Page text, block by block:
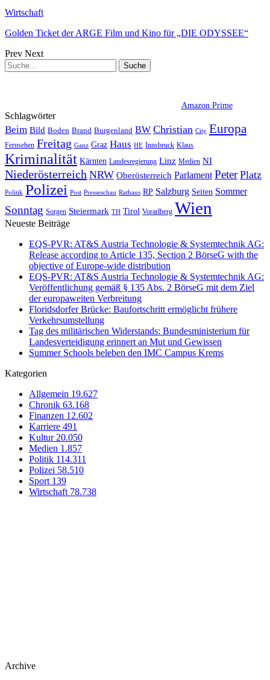
Wirtschaft
Golden Ticket der ARGE Film und Kino für „DIE ODYSSEE“
Prev Next
Amazon Prime
Schlagwörter
Beim Bild Boden Brand Burgenland BW Christian City Europa
Fernsehen Freitag Ganz Graz Haus HE Innsbruck Klaus
Kriminalität Kärnten Landesregierung Linz Medien NI
Niederösterreich NRW Oberösterreich Parlament Peter Platz
Politik Polizei Post Presseschau Rathaus RP Salzburg Seiten Sommer
Sonntag Sorgen Steiermark TH Tirol Vorarlberg Wien
Neueste Beiträge
EQS-PVR: AT&S Austria Technologie & Systemtechnik AG:
Release according to Article 135, Section 2 BörseG with the
objective of Europe-wide distribution
EQS-PVR: AT&S Austria Technologie & Systemtechnik AG:
Veröffentlichung gemäß § 135 Abs. 2 BörseG mit dem Ziel
der europaweiten Verbreitung
Floridsdorfer Brücke: Baufortschritt ermöglicht frühere
Verkehrsumstellung
Tag des militärischen Widerstands: Bundesministerium für
Landesverteidigung erinnert an Mut und Gewissen
Summer Schools beleben den IMC Campus Krems
Kategorien
Allgemein 19.627
Chronik 63.168
Finanzen 12.602
Karriere 491
Kultur 20.050
Medien 1.857
Politik 114.311
Polizei 58.510
Sport 139
Wirtschaft 78.738
Archive